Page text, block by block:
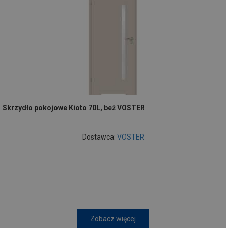
Skrzydło pokojowe Kioto 70L, beż VOSTER
Dostawca: VOSTER
Zobacz więcej